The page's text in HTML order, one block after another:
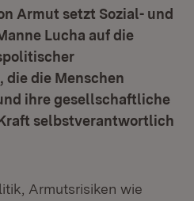
Armut setzt Sozial- und
Lucha auf die
die die Menschen
ihre gesellschaftliche
selbstverantwortlich
Armutsrisiken wie